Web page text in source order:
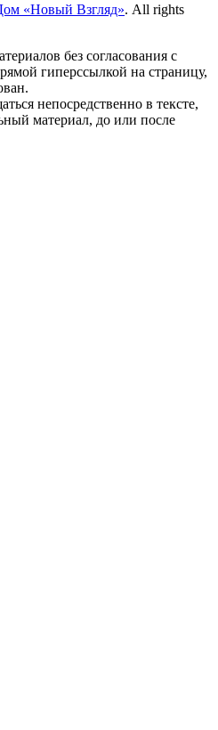
«Новый Взгляд». All rights
без согласования с
гиперссылкой на страницу,
непосредственно в тексте,
материал, до или после